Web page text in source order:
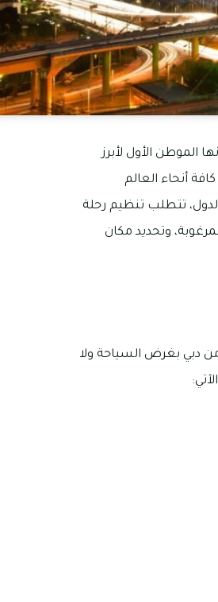
الموطن الأول لأبرز
أنحاء العالم
تتطلب تنظيم رحلة
وتحديد مكان
من دبي بغرض السياحة ولا